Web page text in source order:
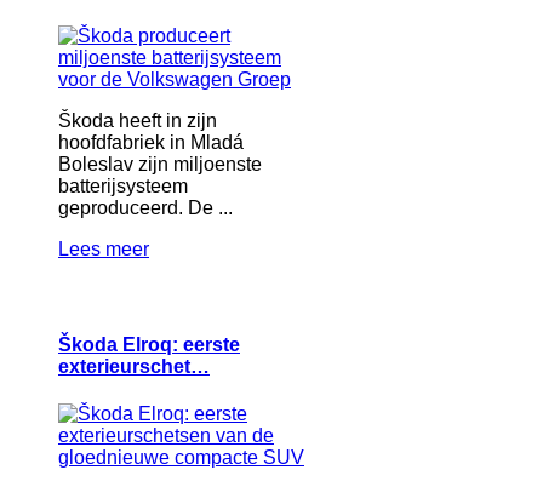
Škoda heeft in zijn
hoofdfabriek in Mladá
Boleslav zijn miljoenste
batterijsysteem
geproduceerd. De ...
Lees meer
Škoda Elroq: eerste
exterieurschet…